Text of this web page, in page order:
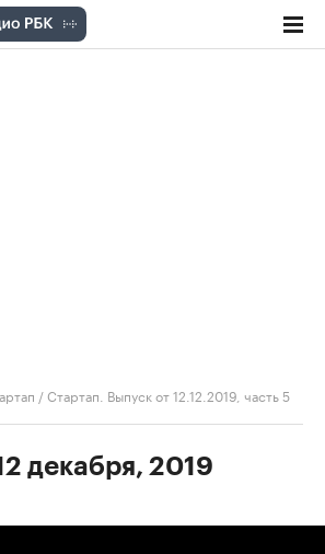
/Стартап. Выпуск от 12.12.2019, часть 5
декабря, 2019